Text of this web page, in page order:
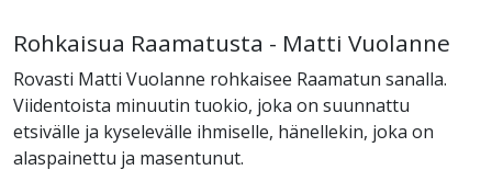
Rohkaisua Raamatusta - Matti Vuolanne
Rovasti Matti Vuolanne rohkaisee Raamatun sanalla.
Viidentoista minuutin tuokio, joka on suunnattu
etsivälle ja kyselevälle ihmiselle, hänellekin, joka on
alaspainettu ja masentunut.